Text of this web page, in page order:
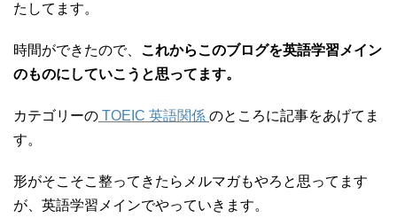
たしてます。
時間ができたので、 これからこのブログを英語学習メイン
のものにしていこうと思ってます。
カテゴリーの TOEIC 英語関係 のところに記事をあげてま
す。
形がそこそこ整ってきたらメルマガもやろと思ってます
が、英語学習メインでやっていきます。